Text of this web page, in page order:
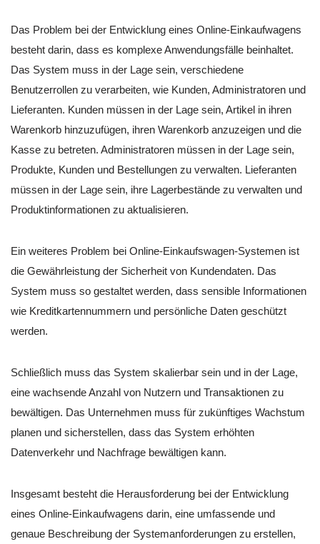
Das Problem bei der Entwicklung eines Online-Einkaufwagens
besteht darin, dass es komplexe Anwendungsfälle beinhaltet.
Das System muss in der Lage sein, verschiedene
Benutzerrollen zu verarbeiten, wie Kunden, Administratoren und
Lieferanten. Kunden müssen in der Lage sein, Artikel in ihren
Warenkorb hinzuzufügen, ihren Warenkorb anzuzeigen und die
Kasse zu betreten. Administratoren müssen in der Lage sein,
Produkte, Kunden und Bestellungen zu verwalten. Lieferanten
müssen in der Lage sein, ihre Lagerbestände zu verwalten und
Produktinformationen zu aktualisieren.
Ein weiteres Problem bei Online-Einkaufswagen-Systemen ist
die Gewährleistung der Sicherheit von Kundendaten. Das
System muss so gestaltet werden, dass sensible Informationen
wie Kreditkartennummern und persönliche Daten geschützt
werden.
Schließlich muss das System skalierbar sein und in der Lage,
eine wachsende Anzahl von Nutzern und Transaktionen zu
bewältigen. Das Unternehmen muss für zukünftiges Wachstum
planen und sicherstellen, dass das System erhöhten
Datenverkehr und Nachfrage bewältigen kann.
Insgesamt besteht die Herausforderung bei der Entwicklung
eines Online-Einkaufwagens darin, eine umfassende und
genaue Beschreibung der Systemanforderungen zu erstellen,